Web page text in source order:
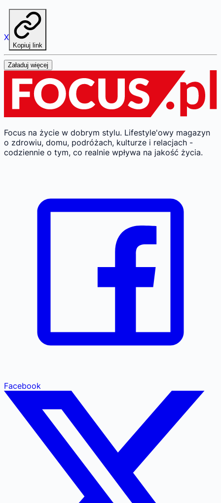
X
Kopiuj link
Załaduj więcej
Focus na życie w dobrym stylu. Lifestyle'owy magazyn
o zdrowiu, domu, podróżach, kulturze i relacjach -
codziennie o tym, co realnie wpływa na jakość życia.
Facebook